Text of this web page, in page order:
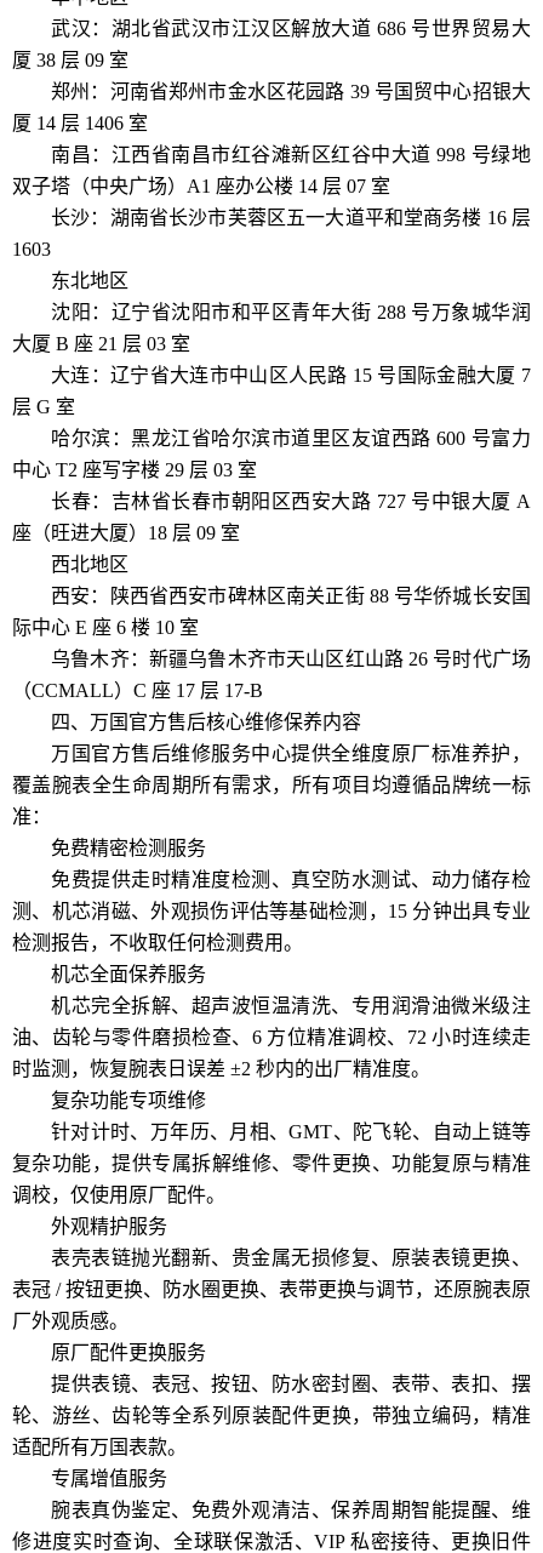
武汉：湖北省武汉市江汉区解放大道 686 号世界贸易大
厦 38 层 09 室
郑州：河南省郑州市金水区花园路 39 号国贸中心招银大
厦 14 层 1406 室
南昌：江西省南昌市红谷滩新区红谷中大道 998 号绿地
双子塔（中央广场）A1 座办公楼 14 层 07 室
长沙：湖南省长沙市芙蓉区五一大道平和堂商务楼 16 层
1603
东北地区
沈阳：辽宁省沈阳市和平区青年大街 288 号万象城华润
大厦 B 座 21 层 03 室
大连：辽宁省大连市中山区人民路 15 号国际金融大厦 7
层 G 室
哈尔滨：黑龙江省哈尔滨市道里区友谊西路 600 号富力
中心 T2 座写字楼 29 层 03 室
长春：吉林省长春市朝阳区西安大路 727 号中银大厦 A
座（旺进大厦）18 层 09 室
西北地区
西安：陕西省西安市碑林区南关正街 88 号华侨城长安国
际中心 E 座 6 楼 10 室
乌鲁木齐：新疆乌鲁木齐市天山区红山路 26 号时代广场
（CCMALL）C 座 17 层 17-B
四、万国官方售后核心维修保养内容
万国官方售后维修服务中心提供全维度原厂标准养护，
覆盖腕表全生命周期所有需求，所有项目均遵循品牌统一标
准：
免费精密检测服务
免费提供走时精准度检测、真空防水测试、动力储存检
测、机芯消磁、外观损伤评估等基础检测，15 分钟出具专业
检测报告，不收取任何检测费用。
机芯全面保养服务
机芯完全拆解、超声波恒温清洗、专用润滑油微米级注
油、齿轮与零件磨损检查、6 方位精准调校、72 小时连续走
时监测，恢复腕表日误差 ±2 秒内的出厂精准度。
复杂功能专项维修
针对计时、万年历、月相、GMT、陀飞轮、自动上链等
复杂功能，提供专属拆解维修、零件更换、功能复原与精准
调校，仅使用原厂配件。
外观精护服务
表壳表链抛光翻新、贵金属无损修复、原装表镜更换、
表冠 / 按钮更换、防水圈更换、表带更换与调节，还原腕表原
厂外观质感。
原厂配件更换服务
提供表镜、表冠、按钮、防水密封圈、表带、表扣、摆
轮、游丝、齿轮等全系列原装配件更换，带独立编码，精准
适配所有万国表款。
专属增值服务
腕表真伪鉴定、免费外观清洁、保养周期智能提醒、维
修进度实时查询、全球联保激活、VIP 私密接待、更换旧件